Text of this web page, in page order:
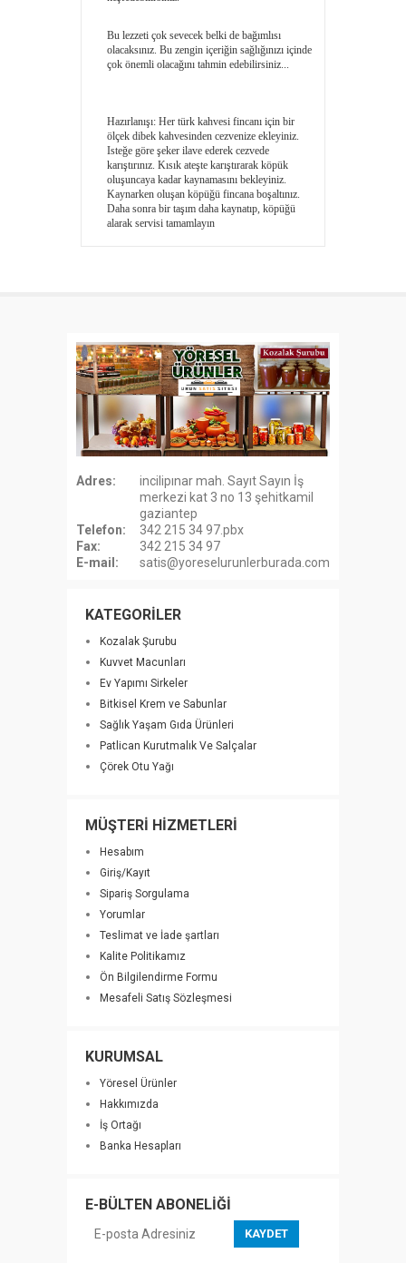
Bu lezzeti çok sevecek belki de bağımlısı
olacaksınız. Bu zengin içeriğin sağlığınızı içinde
çok önemli olacağını tahmin edebilirsiniz...
Hazırlanışı: Her türk kahvesi fincanı için bir
ölçek dibek kahvesinden cezvenize ekleyiniz.
Isteğe göre şeker ilave ederek cezvede
karıştırınız. Kısık ateşte karıştırarak köpük
oluşuncaya kadar kaynamasını bekleyiniz.
Kaynarken oluşan köpüğü fincana boşaltınız.
Daha sonra bir taşım daha kaynatıp, köpüğü
alarak servisi tamamlayın
Adres:
incilipınar mah. Sayıt Sayın İş
merkezi kat 3 no 13 şehitkamil
gaziantep
Telefon:
342 215 34 97.pbx
Fax:
342 215 34 97
E-mail:
satis@yoreselurunlerburada.com
KATEGORİLER
Kozalak Şurubu
Kuvvet Macunları
Ev Yapımı Sirkeler
Bitkisel Krem ve Sabunlar
Sağlık Yaşam Gıda Ürünleri
Patlican Kurutmalık Ve Salçalar
Çörek Otu Yağı
MÜŞTERİ HİZMETLERİ
Hesabım
Giriş/Kayıt
Sipariş Sorgulama
Yorumlar
Teslimat ve İade şartları
Kalite Politikamız
Ön Bilgilendirme Formu
Mesafeli Satış Sözleşmesi
KURUMSAL
Yöresel Ürünler
Hakkımızda
İş Ortağı
Banka Hesapları
E-BÜLTEN ABONELİĞİ
KAYDET